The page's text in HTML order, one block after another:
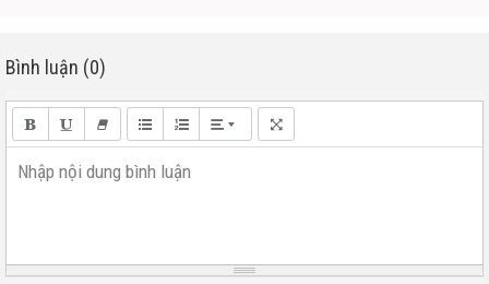
Bình luận (0)
Nhập nội dung bình luận